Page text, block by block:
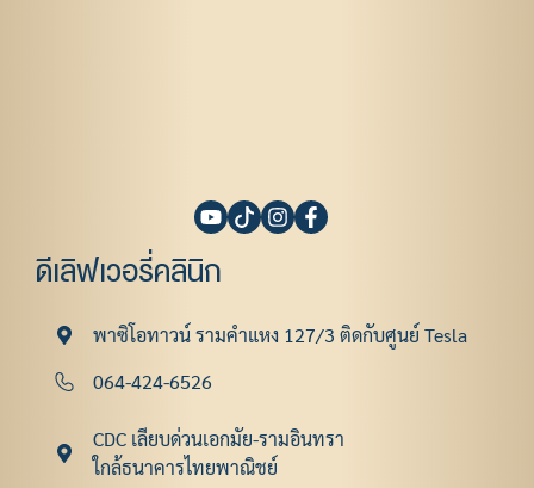
ดีเลิฟเวอรี่คลินิก
พาซิโอทาวน์ รามคําแหง 127/3 ติดกับศูนย์ Tesla
064-424-6526
CDC เลียบด่วนเอกมัย-รามอินทรา
ใกล้ธนาคารไทยพาณิชย์